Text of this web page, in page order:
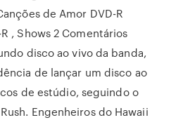
de Amor DVD-R
, Shows 2 Comentários
disco ao vivo da banda,
de lançar um disco ao
de estúdio, seguindo o
Engenheiros do Hawaii